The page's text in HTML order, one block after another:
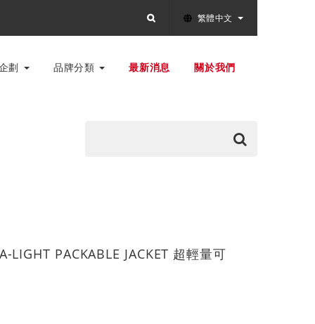
繁體中文
劃 品牌分類 最新消息 關於我們
LIGHT PACKABLE JACKET 超輕量可